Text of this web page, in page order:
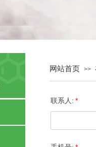
网站首页 >>
联系人: *